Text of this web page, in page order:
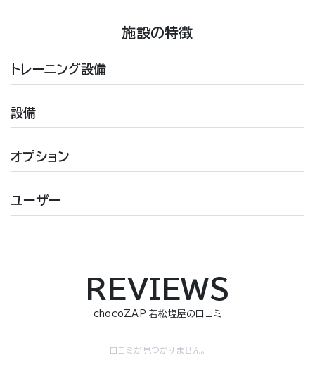
施設の特徴
トレーニング設備
設備
オプション
ユーザー
REVIEWS
chocoZAP 若松塩屋の口コミ
口コミが見つかりません。